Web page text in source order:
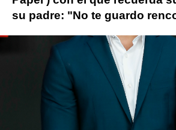
su padre: "No te guardo
La casa de papel Miguel
ObjetivoTV » Series